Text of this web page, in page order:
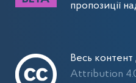
пропозиції
Весь контент
Attribution